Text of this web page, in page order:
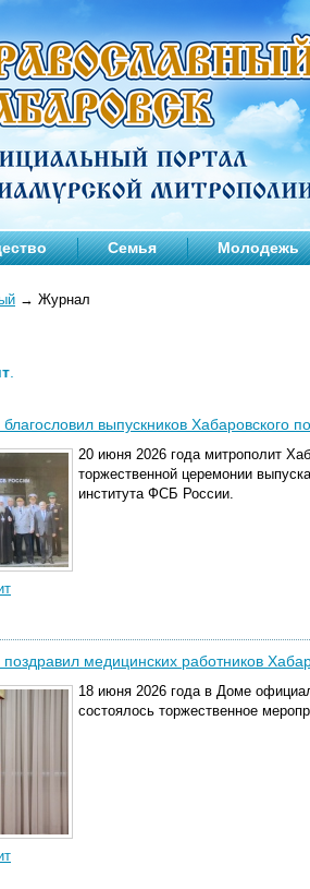
Семья Молодежь
→ Журнал
выпускников Хабаровского
20 июня 2026 года митрополит
торжественной церемонии
института ФСБ России.
медицинских работников
18 июня 2026 года в Доме
состоялось торжественное